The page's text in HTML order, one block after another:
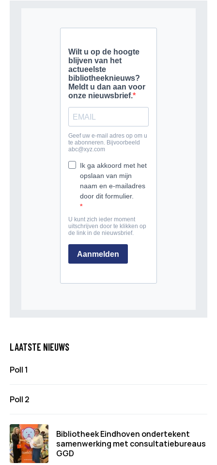
LAATSTE NIEUWS
Poll 1
Poll 2
Bibliotheek Eindhoven ondertekent
samenwerking met consultatiebureaus
GGD